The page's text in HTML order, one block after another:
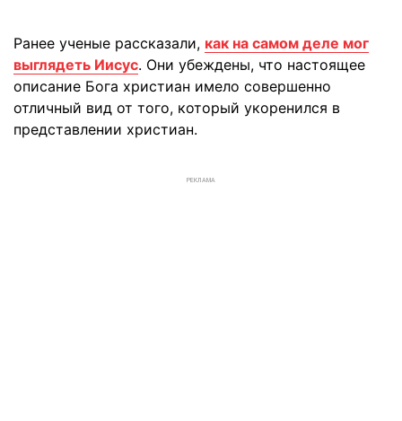
Ранее ученые рассказали, как на самом деле мог
выглядеть Иисус. Они убеждены, что настоящее
описание Бога христиан имело совершенно
отличный вид от того, который укоренился в
представлении христиан.
РЕКЛАМА